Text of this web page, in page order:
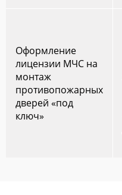
Оформление
лицензии МЧС на
монтаж
противопожарных
дверей «под
ключ»